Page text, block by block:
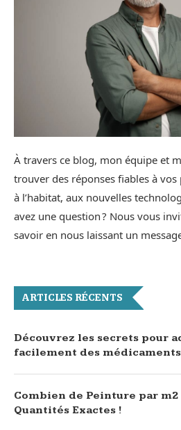
À travers ce blog, mon équipe et
trouver des réponses fiables à
à l’habitat, aux nouvelles
avez une question ? Nous vous
savoir en nous laissant un
ARTICLES RÉCENTS
Découvrez les secrets pour
facilement des médicaments
Combien de Peinture par m2
Quantités Exactes !